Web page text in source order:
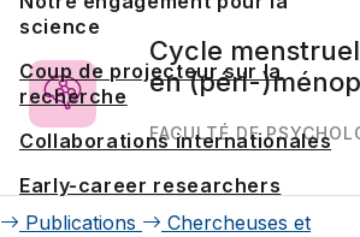
science
Coup de projecteur sur la
recherche
Collaborations internationales
Early-career researchers
Publications
Chercheuses et
Cycle
en (péri-
FACULTÉ DE